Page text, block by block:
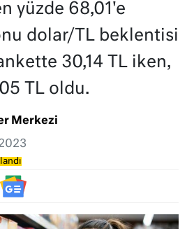
yüzde 68,01'e
dolar/TL beklentisi
30,14 TL iken,
TL oldu.
Merkezi